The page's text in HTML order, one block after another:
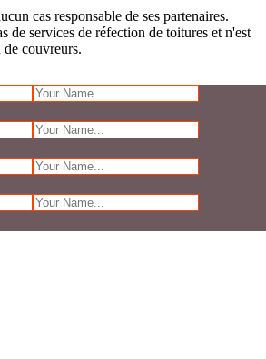
cas responsable de ses partenaires.
de services de réfection de toitures et n'est
de couvreurs.